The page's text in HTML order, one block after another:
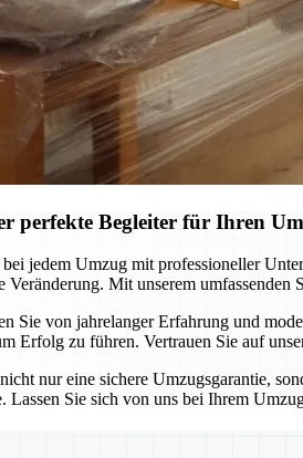
perfekte Begleiter für Ihren
jedem Umzug mit professioneller
Mit unserem umfassenden
Sie von jahrelanger Erfahrung und
Erfolg zu führen. Vertrauen Sie auf
nur eine sichere Umzugsgarantie,
Sie sich von uns bei Ihrem